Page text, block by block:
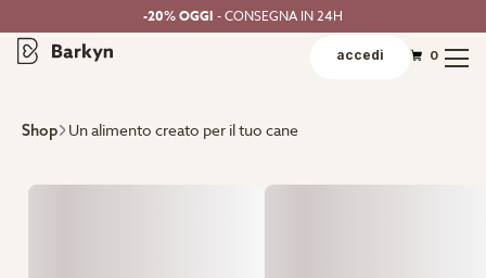
-20% OGGI - CONSEGNA IN 24H
accedi 0
Shop Un alimento creato per il tuo cane